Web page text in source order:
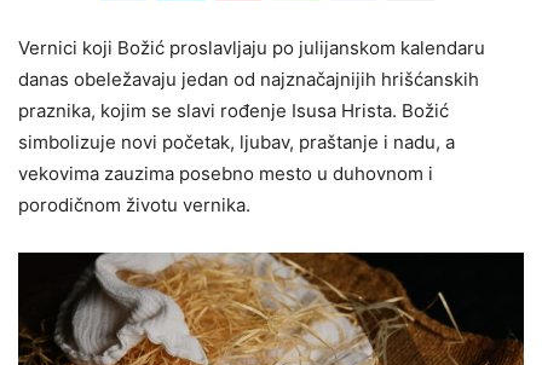
Vernici koji Božić proslavljaju po julijanskom kalendaru
danas obeležavaju jedan od najznačajnijih hrišćanskih
praznika, kojim se slavi rođenje Isusa Hrista. Božić
simbolizuje novi početak, ljubav, praštanje i nadu, a
vekovima zauzima posebno mesto u duhovnom i
porodičnom životu vernika.